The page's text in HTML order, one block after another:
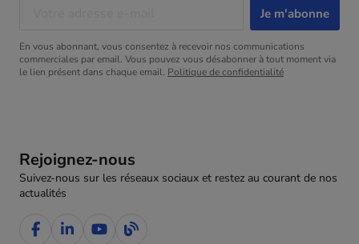
Rejoignez-nous
Suivez-nous sur les réseaux sociaux et restez au courant de nos
actualités
En vous abonnant, vous consentez à recevoir nos communications
commerciales par email. Vous pouvez vous désabonner à tout moment via
le lien présent dans chaque email. Politique de confidentialité